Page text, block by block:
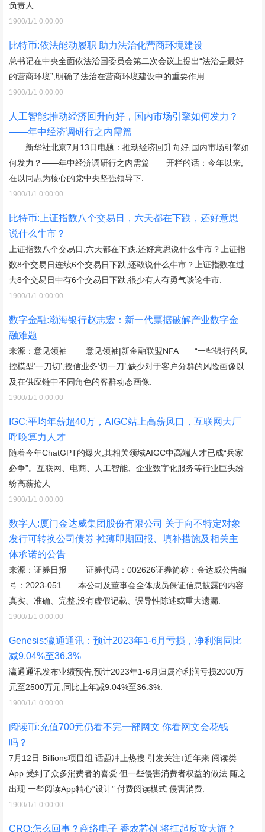
负责人.
1900/1/1 0:00:00
比特币:依法能动履职 助力法治化营商环境建设
总书记在中央全面依法治国委员会第二次会议上提出“法治是最好
的营商环境”,明确了法治在营商环境建设中的重要作用.
1900/1/1 0:00:00
人工智能:推动经济回升向好，国内市场引擎如何发力？
——年中经济调研行之内需篇
新华社北京7月13日电题：推动经济回升向好,国内市场引擎如
何发力？——年中经济调研行之内需篇 开栏的话：今年以来,
在以同志为核心的党中央坚强领导下.
1900/1/1 0:00:00
比特币:上证指数八个交易日，六天都在下跌，还好意思
说什么牛市？
上证指数八个交易日,六天都在下跌,还好意思说什么牛市？上证指
数8个交易日连续6个交易日下跌,还敢说什么牛市？上证指数在过
去8个交易日中有6个交易日下跌,很少有人有勇气谈论牛市.
1900/1/1 0:00:00
数字金融:渤海银行赵志宏：新一代票据破解产业数字金
融难题
来源：意见领袖 意见领袖|新金融联盟NFA “一些银行的风
控模型‘一刀切’,授信业务‘切一刀’,缺少对于客户分群的风险画像以
及在供应链中不同角色的客群动态画像.
1900/1/1 0:00:00
IGC:平均年薪超40万，AIGC站上高薪风口，互联网大厂
呼唤算力人才
随着今年ChatGPT的爆火,其相关领域AIGC中高端人才已成“兵家
必争”。互联网、电商、人工智能、企业数字化服务等行业巨头纷
纷高薪抢人.
1900/1/1 0:00:00
数字人:厦门金达威集团股份有限公司 关于向不特定对象
发行可转换公司债券 摊薄即期回报、填补措施及相关主
体承诺的公告
来源：证券日报 证券代码：002626证券简称：金达威公告编
号：2023-051 本公司及董事会全体成员保证信息披露的内容
真实、准确、完整,没有虚假记载、误导性陈述或重大遗漏.
1900/1/1 0:00:00
Genesis:瀛通通讯：预计2023年1-6月亏损，净利润同比
减9.04%至36.3%
瀛通通讯发布业绩预告,预计2023年1-6月归属净利润亏损2000万
元至2500万元,同比上年减9.04%至36.3%.
1900/1/1 0:00:00
阅读币:充值700元仍看不完一部网文 你看网文会花钱
吗？
7月12日 Billions项目组 话题冲上热搜 引发关注↓近年来 阅读类
App 受到了众多消费者的喜爱 但一些侵害消费者权益的做法 随之
出现 一些阅读App精心“设计” 付费阅读模式 侵害消费.
1900/1/1 0:00:00
CRO:怎么回事？商络电子 香农芯创 将扛起反攻大旗？